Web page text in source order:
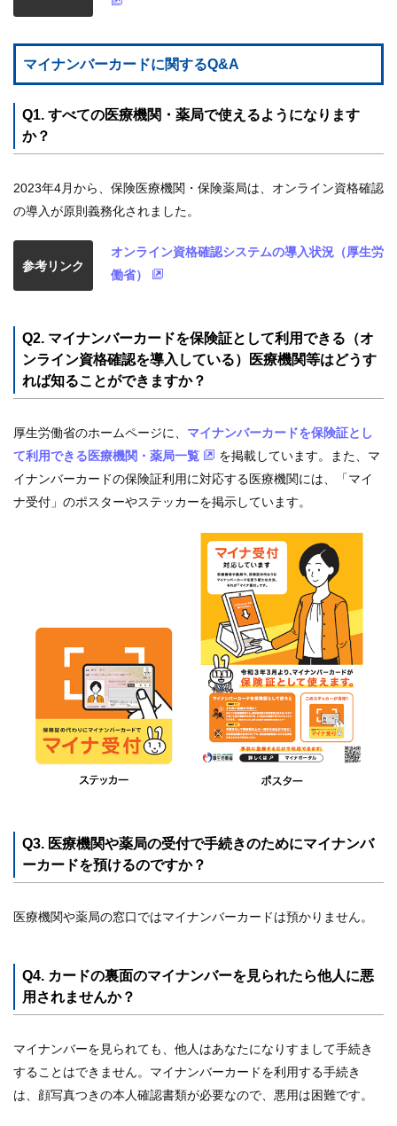
マイナンバーカードに関するQ&A
Q1. すべての医療機関・薬局で使えるようになります
か？
2023年4月から、保険医療機関・保険薬局は、オンライン資格確認
の導入が原則義務化されました。
参考リンク
オンライン資格確認システムの導入状況（厚生労
働省）
Q2. マイナンバーカードを保険証として利用できる（オ
ンライン資格確認を導入している）医療機関等はどうす
れば知ることができますか？
厚生労働省のホームページに、 マイナンバーカードを保険証とし
て利用できる医療機関・薬局一覧
を掲載しています。また、マ
イナンバーカードの保険証利用に対応する医療機関には、「マイ
ナ受付」のポスターやステッカーを掲示しています。
Q3. 医療機関や薬局の受付で手続きのためにマイナンバ
ーカードを預けるのですか？
医療機関や薬局の窓口ではマイナンバーカードは預かりません。
Q4. カードの裏面のマイナンバーを見られたら他人に悪
用されませんか？
マイナンバーを見られても、他人はあなたになりすまして手続き
することはできません。マイナンバーカードを利用する手続き
は、顔写真つきの本人確認書類が必要なので、悪用は困難です。